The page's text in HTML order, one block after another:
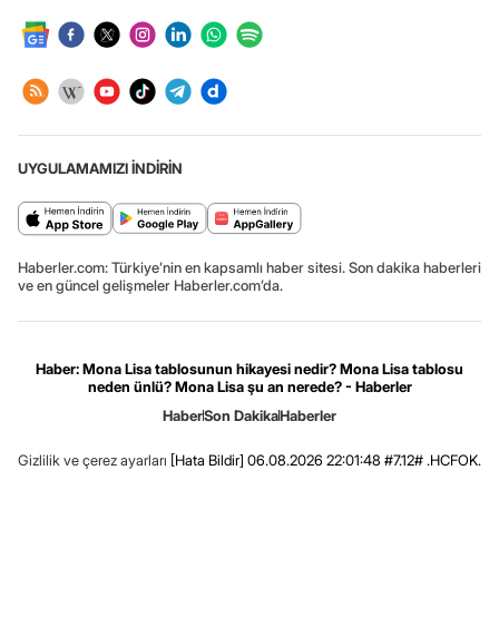
UYGULAMAMIZI İNDİRİN
Haberler.com: Türkiye’nin en kapsamlı haber sitesi. Son dakika haberleri
ve en güncel gelişmeler Haberler.com’da.
Haber: Mona Lisa tablosunun hikayesi nedir? Mona Lisa tablosu
neden ünlü? Mona Lisa şu an nerede? - Haberler
HaberSon DakikaHaberler
Gizlilik ve çerez ayarları [Hata Bildir] 06.08.2026 22:01:48 #7.12# .HCFOK.